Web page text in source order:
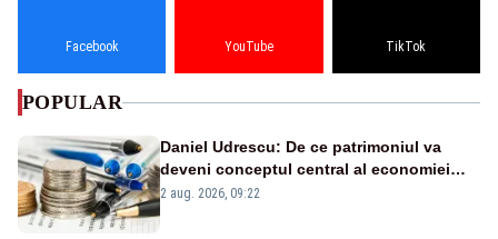
Facebook YouTube TikTok
POPULAR
Daniel Udrescu: De ce patrimoniul va
deveni conceptul central al economiei
viitoare?
2 aug. 2026, 09:22